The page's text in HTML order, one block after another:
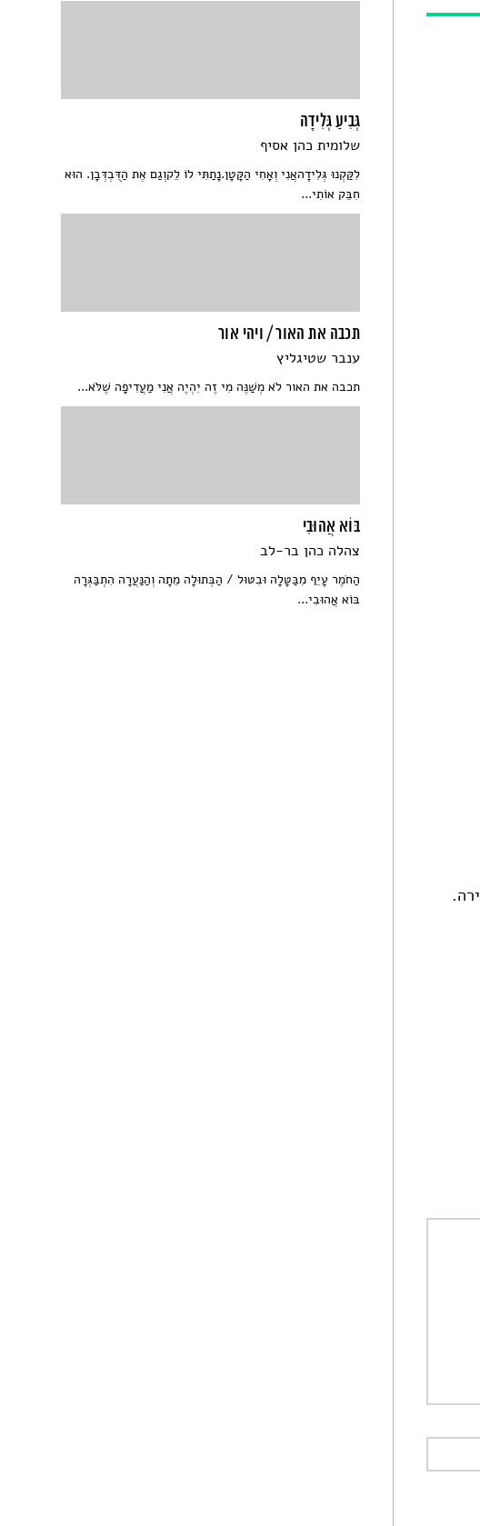
גְּבִיעַ גְּלִידָה
שלומית כהן אסיף
לִקַּקְנוּ גְּלִידָהאֲנִי וְאָחִי הַקָּטָן.נָתַתִּי לוֹ לֵקוְגַם אֶת הַדֻּבְדְּבָן. הוּא
חִבֵּק אוֹתִי...
תכבה את האור / ויהי אור
ענבר שטיגליץ
תכבה את האור לֹא מְשַׁנֶּה מִי זֶה יִהְיֶה אֲנִי מַעֲדִיפָה שֶׁלֹּא...
בּוֹא אֲהוּבִי
צהלה כהן בר-לב
הַחֹמֶר עָיֵף מִבַּטָּלָה וּבִטּוּל / הַבְּתוּלָה מֵתָה וְהַנַּעֲרָה הִתְבַּגְּרָה
בּ‍ו‍ֹא אֲהוּבִי...